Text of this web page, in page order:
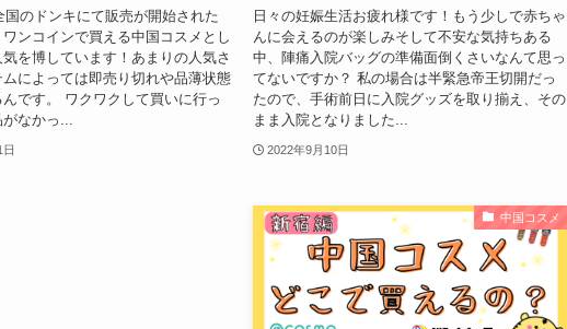
国のドンキにて販売が開始された
ワンコインで買える中国コスメとし
を博しています！あまりの人気さ
によっては即売り切れや品薄状態
です。 ワクワクして買いに行っ
なかっ...
日々の妊娠生活お疲れ様です！もう少しで赤ちゃ
んに会えるのが楽しみそして不安な気持ちある
中、陣痛入院バッグの準備面倒くさいなんて思っ
てないですか？ 私の場合は半緊急帝王切開だっ
たので、手術前日に入院グッズを取り揃え、その
まま入院となりました...
2022年9月10日
中国コスメ